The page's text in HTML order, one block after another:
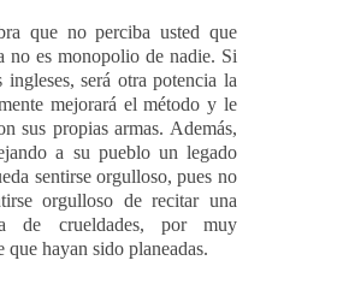
que no perciba usted que
no es monopolio de nadie. Si
ingleses, será otra potencia la
mejorará el método y le
sus propias armas. Además,
a su pueblo un legado
sentirse orgulloso, pues no
orgulloso de recitar una
de crueldades, por muy
que hayan sido planeadas.